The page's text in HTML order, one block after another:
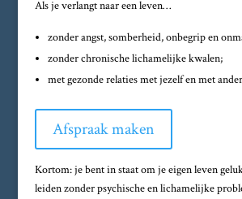
Als je verlangt naar een leven…
zonder angst, somberheid, onbegrip en
zonder chronische lichamelijke kwalen;
met gezonde relaties met jezelf en met
Afspraak maken
Kortom: je bent in staat om je eigen leven
leiden zonder psychische en lichamelijke